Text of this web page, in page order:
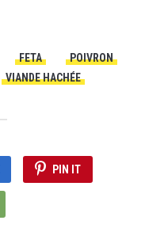
FETA
POIVRON
VIANDE HACHÉE
PIN IT